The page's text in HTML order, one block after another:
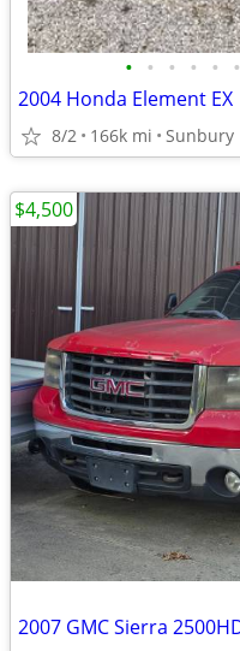
• • • • • •
2004 Honda Element EX
8/2 166k mi Sunbury
$4,500